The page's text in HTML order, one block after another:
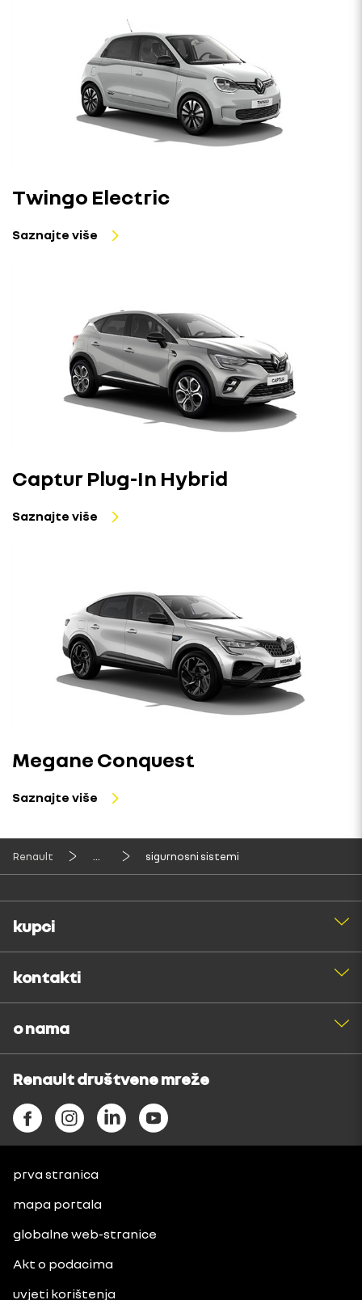
Twingo Electric
Saznajte više
Captur Plug-In Hybrid
Saznajte više
Megane Conquest
Saznajte više